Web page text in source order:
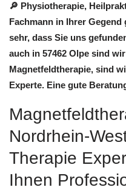
🔎 Physiotherapie,
Fachmann in Ihrer
sehr, dass Sie uns
auch in 57462 Olpe sind
Magnetfeldtherapie, sind
Experte. Eine gute
Nordrhein-
Therapie
Ihnen